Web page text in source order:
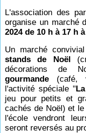
L'association des
organise un marché
2024 de 10 h à 17 h
Un marché
stands de Noël
décorations de
gourmande (café,
l'activité spéciale "
jeu pour petits et
cachés de Noël) et le
l'école vendront
seront reversés au